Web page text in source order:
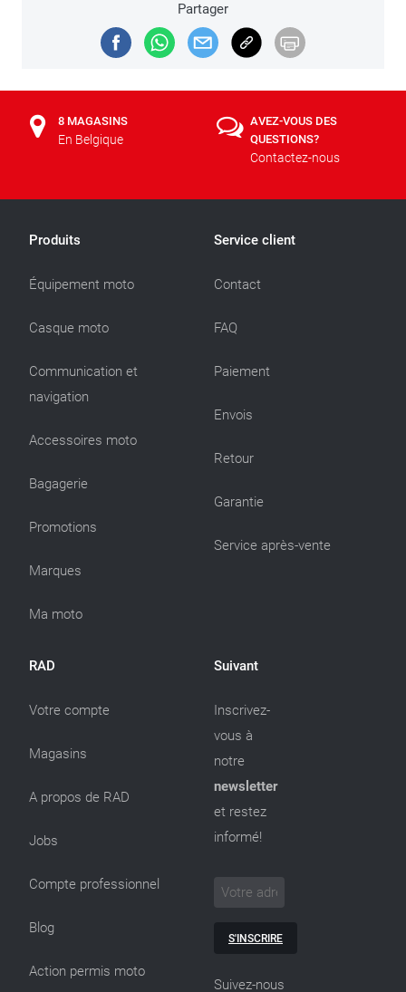
Partager
8 MAGASINS
En Belgique
AVEZ-VOUS DES
QUESTIONS?
Contactez-nous
Produits
Équipement moto
Casque moto
Communication et
navigation
Accessoires moto
Bagagerie
Promotions
Marques
Ma moto
Service client
Contact
FAQ
Paiement
Envois
Retour
Garantie
Service après-vente
RAD
Votre compte
Magasins
A propos de RAD
Jobs
Compte professionnel
Blog
Action permis moto
Suivant
Inscrivez-
vous à
notre
newsletter
et restez
informé!
S'INSCRIRE
Suivez-nous